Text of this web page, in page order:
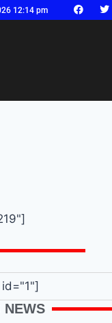
12:14 pm
NEWS